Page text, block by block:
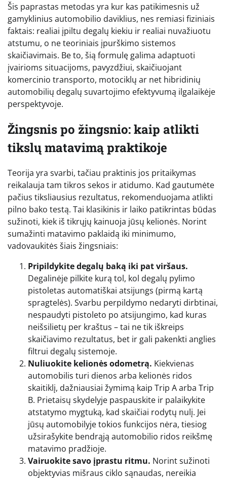
Šis paprastas metodas yra kur kas patikimesnis už
gamyklinius automobilio daviklius, nes remiasi fiziniais
faktais: realiai įpiltu degalų kiekiu ir realiai nuvažiuotu
atstumu, o ne teoriniais įpurškimo sistemos
skaičiavimais. Be to, šią formulę galima adaptuoti
įvairioms situacijoms, pavyzdžiui, skaičiuojant
komercinio transporto, motociklų ar net hibridinių
automobilių degalų suvartojimo efektyvumą ilgalaikėje
perspektyvoje.
Žingsnis po žingsnio: kaip atlikti
tikslų matavimą praktikoje
Teorija yra svarbi, tačiau praktinis jos pritaikymas
reikalauja tam tikros sekos ir atidumo. Kad gautumėte
pačius tiksliausius rezultatus, rekomenduojama atlikti
pilno bako testą. Tai klasikinis ir laiko patikrintas būdas
sužinoti, kiek iš tikrųjų kainuoja jūsų kelionės. Norint
sumažinti matavimo paklaidą iki minimumo,
vadovaukitės šiais žingsniais:
Pripildykite degalų baką iki pat viršaus.
Degalinėje pilkite kurą tol, kol degalų pylimo
pistoletas automatiškai atsijungs (pirmą kartą
spragtelės). Svarbu perpildymo nedaryti dirbtinai,
nespaudyti pistoleto po atsijungimo, kad kuras
neišsilietų per kraštus – tai ne tik iškreips
skaičiavimo rezultatus, bet ir gali pakenkti anglies
filtrui degalų sistemoje.
Nuliuokite kelionės odometrą. Kiekvienas
automobilis turi dienos arba kelionės ridos
skaitiklį, dažniausiai žymimą kaip Trip A arba Trip
B. Prietaisų skydelyje paspauskite ir palaikykite
atstatymo mygtuką, kad skaičiai rodytų nulį. Jei
jūsų automobilyje tokios funkcijos nėra, tiesiog
užsirašykite bendrąją automobilio ridos reikšmę
matavimo pradžioje.
Vairuokite savo įprastu ritmu. Norint sužinoti
objektyvias mišraus ciklo sąnaudas, nereikia